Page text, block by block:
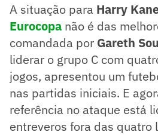
A situação para Harry
Eurocopa não é das
comandada por Gareth
liderar o grupo C com
jogos, apresentou um
nas partidas iniciais. E
referência no ataque está
entreveros fora das quatro